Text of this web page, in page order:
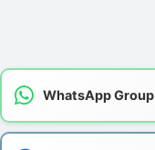
WhatsApp Group